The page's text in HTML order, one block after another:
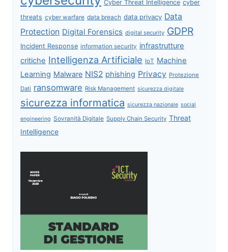
Cyber Threat Intelligence cyber
threats cyber warfare data breach data privacy Data
Protection Digital Forensics digital security GDPR
Incident Response information security infrastrutture
critiche Intelligenza Artificiale IoT Machine
Learning Malware NIS2 phishing Privacy Protezione
Dati ransomware Risk Management sicurezza digitale
sicurezza informatica sicurezza nazionale social
engineering Sovranità Digitale Supply Chain Security Threat
Intelligence